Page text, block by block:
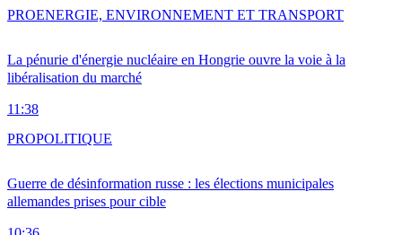
La pénurie d'énergie nucléaire en Hongrie ouvre la voie à la
libéralisation du marché
11:38
PROENERGIE, ENVIRONNEMENT ET TRANSPORT
Guerre de désinformation russe : les élections municipales
allemandes prises pour cible
PROPOLITIQUE